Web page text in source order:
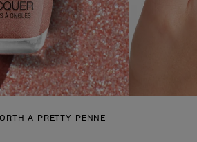
2 3
slide4
A PRETTY PENNE